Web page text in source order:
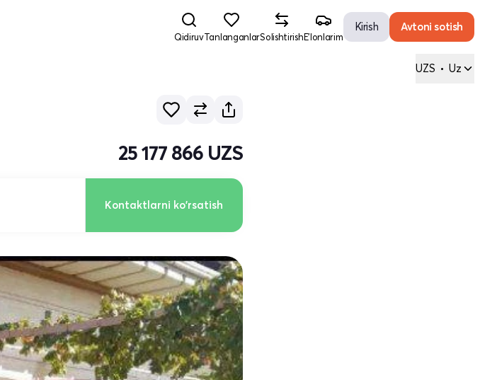
QidiruvTanlanganlarSolishtirishE'lonlarim
Kirish Avtoni sotish
UZS • Uz
25 177 866 UZS
Kontaktlarni ko'rsatish